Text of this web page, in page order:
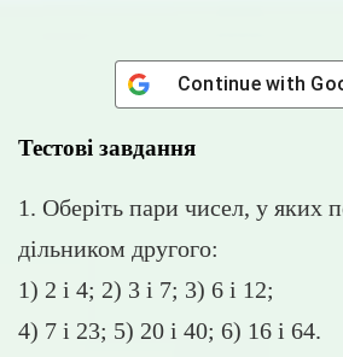
Continue with
Тестові завдання
1. Оберіть пари чисел, у яких
дільником другого:
1) 2 і 4; 2) 3 і 7; 3) 6 і 12;
4) 7 і 23; 5) 20 і 40; 6) 16 і 64.